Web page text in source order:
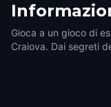
Gioca a un gioco di
Craiova. Dai segreti